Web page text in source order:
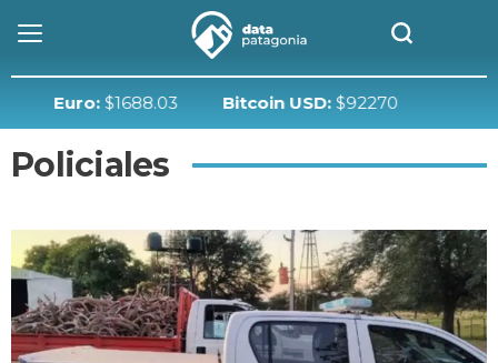
Euro:$1688.03 Bitcoin USD:$92270
Policiales